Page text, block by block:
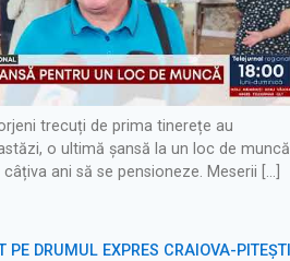
trecuți de prima tinerețe au
o ultimă șansă la un loc de muncă
ani să se pensioneze. Meserii […]
PE DRUMUL EXPRES CRAIOVA-PITEȘTI